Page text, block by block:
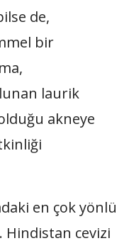
de,
bir
laurik
akneye
en çok yönlü
Hindistan cevizi